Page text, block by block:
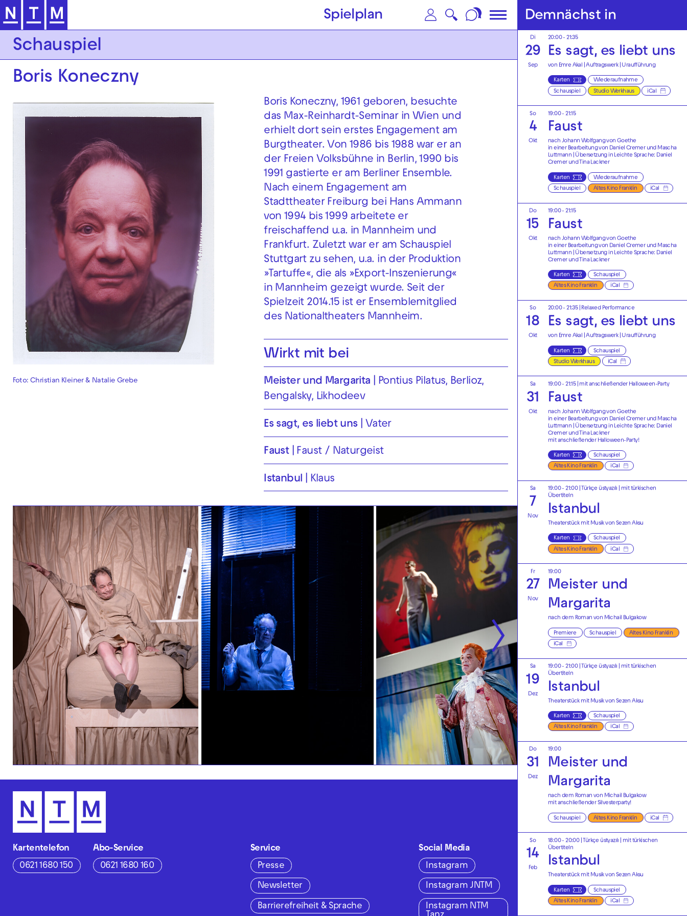
Zur Hauptnavigation springen Zum Hauptinhalt springen Zum Footer springen
Spielplan
Schauspiel
Boris Koneczny
Foto: Christian Kleiner & Natalie Grebe
Boris Koneczny, 1961 geboren, besuchte
das Max-Reinhardt-Seminar in Wien und
erhielt dort sein erstes Engagement am
Burgtheater. Von 1986 bis 1988 war er an
der Freien Volksbühne in Berlin, 1990 bis
1991 gastierte er am Berliner Ensemble.
Nach einem Engagement am
Stadttheater Freiburg bei Hans Ammann
von 1994 bis 1999 arbeitete er
freischaffend u.a. in Mannheim und
Frankfurt. Zuletzt war er am Schauspiel
Stuttgart zu sehen, u.a. in der Produktion
»Tartuffe«, die als »Export-Inszenierung«
in Mannheim gezeigt wurde. Seit der
Spielzeit 2014.15 ist er Ensemblemitglied
des Nationaltheaters Mannheim.
Wirkt mit bei
Meister und Margarita
Pontius Pilatus, Berlioz,
Bengalsky, Likhodeev
Es sagt, es liebt uns Vater
Faust Faust / Naturgeist
Istanbul Klaus
Demnächst in
Di
29
Sep
20:00 - 21:35
Es sagt, es liebt uns
von Emre Akal | Auftragswerk | Uraufführung
Karten Wiederaufnahme
Schauspiel Studio Werkhaus iCal
So
4
Okt
19:00 - 21:15
Faust
nach Johann Wolfgang von Goethe
in einer Bearbeitung von Daniel Cremer und Mascha
Luttmann | Übersetzung in Leichte Sprache: Daniel
Cremer und Tina Lackner
Karten Wiederaufnahme
Schauspiel Altes Kino Franklin iCal
Do
15
Okt
19:00 - 21:15
Faust
nach Johann Wolfgang von Goethe
in einer Bearbeitung von Daniel Cremer und Mascha
Luttmann | Übersetzung in Leichte Sprache: Daniel
Cremer und Tina Lackner
Karten Schauspiel
Altes Kino Franklin iCal
So
18
Okt
20:00 - 21:35| Relaxed Performance
Es sagt, es liebt uns
von Emre Akal | Auftragswerk | Uraufführung
Karten Schauspiel
Studio Werkhaus iCal
Sa
31
Okt
19:00 - 21:15| mit anschließender Halloween-Party
Faust
nach Johann Wolfgang von Goethe
in einer Bearbeitung von Daniel Cremer und Mascha
Luttmann | Übersetzung in Leichte Sprache: Daniel
Cremer und Tina Lackner
mit anschließender Halloween-Party!
Karten Schauspiel
Altes Kino Franklin iCal
Sa
7
Nov
19:00 - 21:00|
Türkçe üstyazılı | mit türkischen
Übertiteln
Istanbul
Theaterstück mit Musik von Sezen Aksu
Karten Schauspiel
Altes Kino Franklin iCal
Fr
27
Nov
19:00
Meister und
Margarita
nach dem Roman von Michail Bulgakow
Premiere Schauspiel Altes Kino Franklin
iCal
Sa
19
Dez
19:00 - 21:00|
Türkçe üstyazılı | mit türkischen
Übertiteln
Istanbul
Theaterstück mit Musik von Sezen Aksu
Karten Schauspiel
Altes Kino Franklin iCal
Do
31
Dez
19:00
Meister und
Margarita
nach dem Roman von Michail Bulgakow
mit anschließender Silvesterparty!
Schauspiel Altes Kino Franklin iCal
So
14
Feb
18:00 - 20:00|
Türkçe üstyazılı | mit türkischen
Übertiteln
Istanbul
Theaterstück mit Musik von Sezen Aksu
Karten Schauspiel
Altes Kino Franklin iCal
Kartentelefon
0621 1680 150
Abo-Service
0621 1680 160
Service
Presse
Newsletter
Barrierefreiheit & Sprache
Social Media
Instagram
Instagram JNTM
Instagram NTM